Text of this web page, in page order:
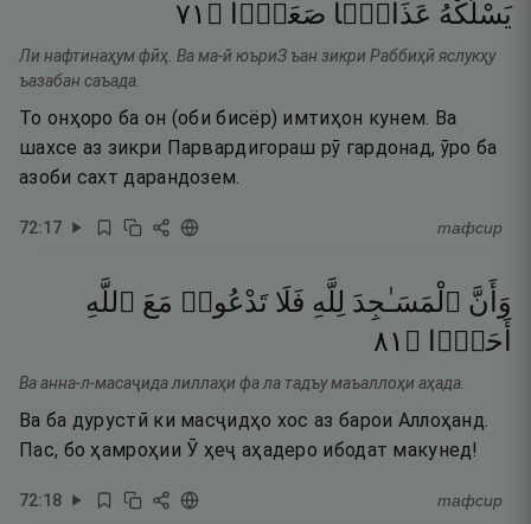
يَسْلُكْهُ عَذَابًۭا صَعَدًۭا ۝ ١٧
Ли нафтинаҳум фӣҳ. Ва ма-й юъриЗ ъан зикри Раббиҳӣ яслукҳу
ъазабан саъада.
То онҳоро ба он (оби бисёр) имтиҳон кунем. Ва
шахсе аз зикри Парвардигораш рӯ гардонад, ӯро ба
азоби сахт дарандозем.
72:17 тафсир
وَأَنَّ ٱلْمَسَـٰجِدَ لِلَّهِ فَلَا تَدْعُوا۟ مَعَ ٱللَّهِ
أَحَدًۭا
۝ ١٨
Ва анна-л-масаҷида лиллаҳи фа ла тадъу маъаллоҳи аҳада.
Ва ба дурустӣ ки масҷидҳо хос аз барои Аллоҳанд.
Пас, бо ҳамроҳии Ӯ ҳеҷ аҳадеро ибодат макунед!
72:18 тафсир